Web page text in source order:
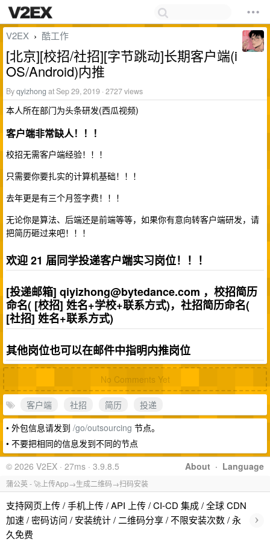
V2EX › 酷工作
[北京][校招/社招][字节跳动]长期客户端(i
OS/Android)内推
Byqyizhong at Sep 29, 2019 · 2727 views
本人所在部门为头条研发(西瓜视频)
客户端非常缺人！！！
校招无需客户端经验！！！
只需要你要扎实的计算机基础！！！
去年更是有三个月签字费！！！
无论你是算法、后端还是前端等等，如果你有意向转客户端研发，请
把简历砸过来吧！！！
欢迎 21 届同学投递客户端实习岗位！！！
[投递邮箱] qiyizhong@bytedance.com ，校招简历
命名( [校招] 姓名+学校+联系方式)，社招简历命名(
[社招] 姓名+联系方式)
其他岗位也可以在邮件中指明内推岗位
No Comments Yet
客户端 社招 简历
投递
• 外包信息请发到 /go/outsourcing 节点。
• 不要把相同的信息发到不同的节点
About · Language
© 2026 V2EX · 27ms · 3.9.8.5
蒲公英 - 🚀上传App→生成二维码→扫码安装
支持网页上传 / 手机上传 / API 上传 / CI-CD 集成 / 全球 CDN
加速 / 密码访问 / 安装统计 / 二维码分享 / 不限安装次数 / 永
久免费
›